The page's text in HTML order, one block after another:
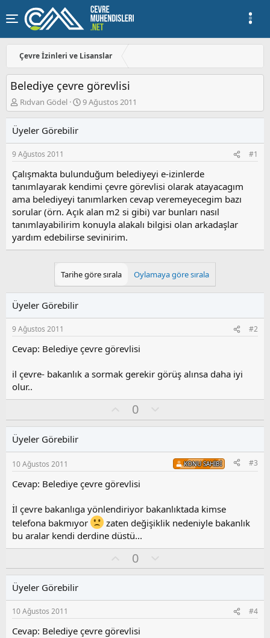
Çevre İzinleri ve Lisanslar
Belediye çevre görevlisi
K
o
u
y
u
a
ş
l
a
t
a
n
Rıdvan Gödel
B
a
a
ı
ç
t
a
r
i
h
i
9 Ağustos 2011
Üyeler Görebilir
9 Ağustos 2011 #1
Çalışmakta bulunduğum belediyeyi e-izinlerde
tanımlayarak kendimi çevre görevlisi olarak atayacagım
ama belediyeyi tanımlarken cevap veremeyecegim bazı
sorular (örn. Açık alan m2 si gibi) var bunları nasıl
tanımlayabilirim konuyla alakalı bilgisi olan arkadaşlar
yardım edebilirse sevinirim.
Tarihe göre sırala Oylamaya göre sırala
Üyeler Görebilir
9 Ağustos 2011 #2
Cevap: Belediye çevre görevlisi
il çevre- bakanlık a sormak gerekir görüş alınsa daha iyi
olur..
y
0
l
s
u
y
l
a
Üyeler Görebilir
10 Ağustos 2011 KONU SAHIBI #3
Cevap: Belediye çevre görevlisi
İl çevre bakanlıga yönlendiriyor bakanlıktada kimse
telefona bakmıyor
zaten değişiklik nedeniyle bakanlık
bu aralar kendi derdine düstü...
y
0
l
s
u
Üyeler Görebilir
10 Ağustos 2011 #4
Cevap: Belediye çevre görevlisi